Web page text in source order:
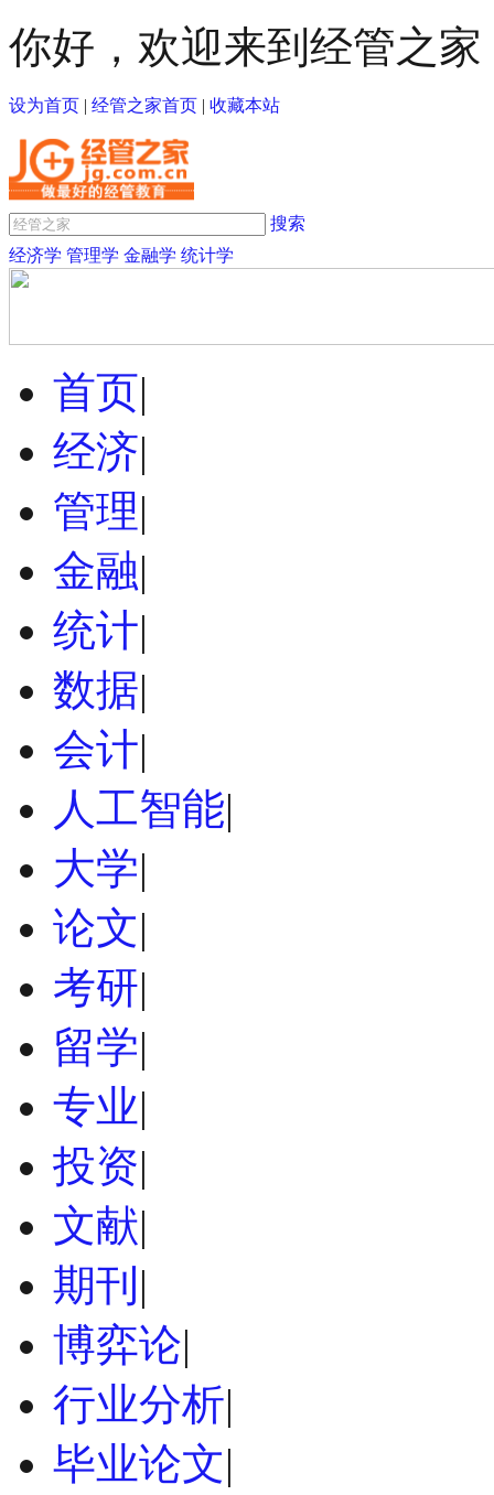
你好，欢迎来到经管之家
设为首页 | 经管之家首页 | 收藏本站
搜索
经济学 管理学 金融学 统计学
首页|
经济|
管理|
金融|
统计|
数据|
会计|
人工智能|
大学|
论文|
考研|
留学|
专业|
投资|
文献|
期刊 |
博弈论|
行业分析|
毕业论文|